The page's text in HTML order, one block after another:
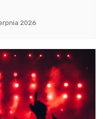
2026